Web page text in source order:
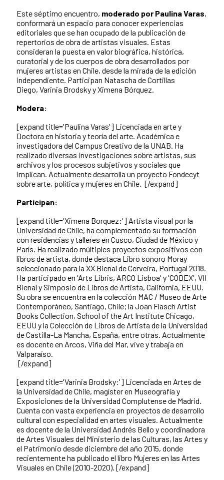
Este séptimo encuentro, moderado por Paulina Varas,
conformará un espacio para conocer experiencias
editoriales que se han ocupado de la publicación de
repertorios de obra de artistas visuales. Estas
consideran la puesta en valor biográfica, histórica,
curatorial y de los cuerpos de obra desarrollados por
mujeres artistas en Chile, desde la mirada de la edición
independiente. Participan Natascha de Cortillas
Diego, Varinia Brodsky y Ximena Bórquez.
Modera:
[expand title='Paulina Varas'] Licenciada en arte y
Doctora en historia y teoría del arte. Académica e
investigadora del Campus Creativo de la UNAB. Ha
realizado diversas investigaciones sobre artistas, sus
archivos y los procesos subjetivos y sociales que
implican. Actualmente desarrolla un proyecto Fondecyt
sobre arte, política y mujeres en Chile. [/expand]
Participan:
[expand title='Ximena Borquez:'] Artista visual por la
Universidad de Chile, ha complementado su formación
con residencias y talleres en Cusco, Ciudad de México y
París. Ha realizado múltiples proyectos expositivos con
libros de artista, donde destaca Libro sonoro Moray
seleccionado para la XX Bienal de Cerveira, Portugal 2018.
Ha participado en 'Arts Libris, ARCO Lisboa' y 'CODEX', VII
Bienal y Simposio de Libros de Artista, California, EEUU.
Su obra se encuentra en la colección MAC / Museo de Arte
Contemporáneo, Santiago, Chile; la Joan Flasch Artist
Books Collection, School of the Art Institute Chicago,
EEUU y la Colección de Libros de Artista de la Universidad
de Castilla-La Mancha, España, entre otras. Actualmente
es docente en Arcos, Viña del Mar, vive y trabaja en
Valparaíso.
[/expand]
[expand title='Varinia Brodsky:'] Licenciada en Artes de
la Universidad de Chile, magíster en Museografía y
Exposiciones de la Universidad Complutense de Madrid.
Cuenta con vasta experiencia en proyectos de desarrollo
cultural con especialidad en artes visuales. Actualmente
es docente de la Universidad Andrés Bello y coordinadora
de Artes Visuales del Ministerio de las Culturas, las Artes y
el Patrimonio desde diciembre del año 2015, donde
recientemente ha publicado el libro Mujeres en las Artes
Visuales en Chile (2010-2020). [/expand]